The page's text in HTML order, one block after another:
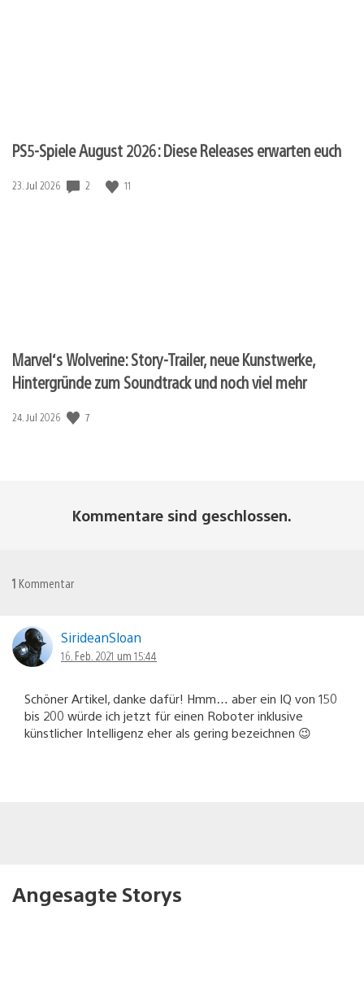
PS5-Spiele August 2026: Diese Releases erwarten euch
Veröffentlichungsdatum:
23. Jul 2026 2 11
Marvel‘s Wolverine: Story-Trailer, neue Kunstwerke,
Hintergründe zum Soundtrack und noch viel mehr
Veröffentlichungsdatum:
24. Jul 2026 7
Kommentare sind geschlossen.
1 Kommentar
SirideanSloan
16. Feb. 2021 um 15:44
Schöner Artikel, danke dafür! Hmm… aber ein IQ von 150
bis 200 würde ich jetzt für einen Roboter inklusive
künstlicher Intelligenz eher als gering bezeichnen 😉
Angesagte Storys